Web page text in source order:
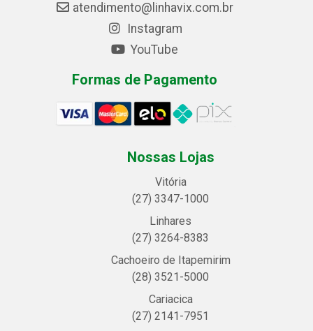
atendimento@linhavix.com.br
Instagram
YouTube
Formas de Pagamento
Nossas Lojas
Vitória
(27) 3347-1000
Linhares
(27) 3264-8383
Cachoeiro de Itapemirim
(28) 3521-5000
Cariacica
(27) 2141-7951